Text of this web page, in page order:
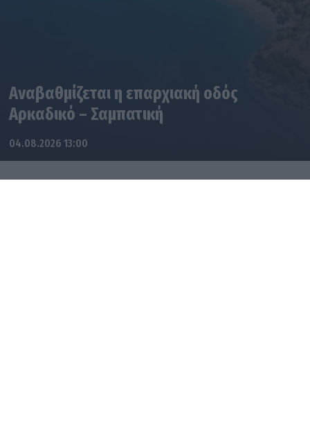
Αναβαθμίζεται η επαρχιακή οδός
Αρκαδικό – Σαμπατική
04.08.2026 13:00